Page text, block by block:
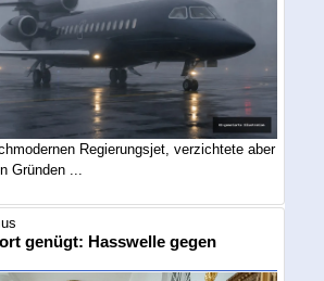
Regierungsjet, verzichtete aber
Gründen ...
genügt: Hasswelle gegen